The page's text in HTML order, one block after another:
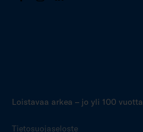
Loistavaa arkea – jo yli 100 vuotta
Tietosuojaseloste